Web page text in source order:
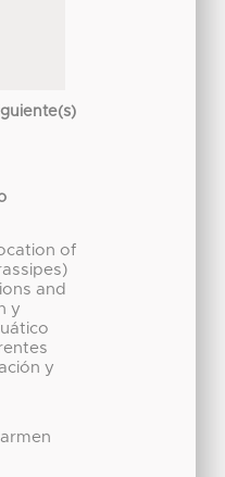
of
and
y
y